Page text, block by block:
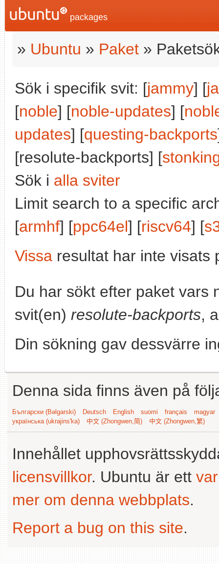
packages
» Ubuntu » Paket »
Sök i specifik svit: [jammy] [
[noble] [noble-updates] [
updates] [questing-backports
[resolute-backports] [
Sök i alla sviter
Limit search to a specific
[armhf] [ppc64el] [riscv64] [
Vissa resultat har inte visats
Du har sökt efter paket vars
svit(en) resolute-backports,
Din sökning gav dessvärre
Denna sida finns även på
Български (Bəlgarski) Deutsch English suomi français
magyar
українська (ukrajins'ka)
中文 (Zhongwen,简) 中文 (Zhongwen,繁)
Innehållet
licensvillkor. Ubuntu är ett
mer om denna webbplats.
Report a bug on this site.